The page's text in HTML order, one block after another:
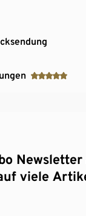
Newsletter
viele